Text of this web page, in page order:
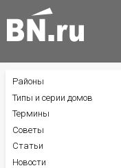
БОКОВОЕ
МЕНЮ
Районы
Типы и серии домов
Термины
Советы
Статьи
Новости